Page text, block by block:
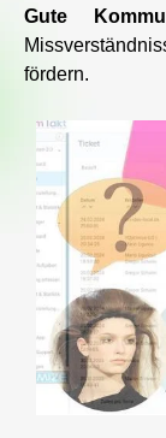
Gute
fördern.